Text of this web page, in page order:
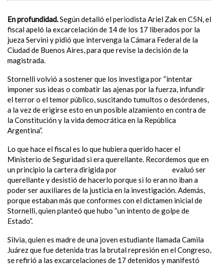
En profundidad.Según detalló el periodista Ariel Zak en C5N, el
fiscal apeló la excarcelación de 14 de los 17 liberados por la
jueza Servini y pidió que intervenga la Cámara Federal de la
Ciudad de Buenos Aires, para que revise la decisión de la
magistrada.
Stornelli volvió a sostener que los investiga por “intentar
imponer sus ideas o combatir las ajenas por la fuerza, infundir
el terror o el temor público, suscitando tumultos o desórdenes,
a la vez de erigirse esto en un posible alzamiento en contra de
la Constitución y la vida democrática en la República
Argentina”.
Lo que hace el fiscal es lo que hubiera querido hacer el
Ministerio de Seguridad si era querellante. Recordemos que en
un principio la cartera dirigida por
evaluó ser
querellante y desistió de hacerlo porque si lo eran no iban a
poder ser auxiliares de la justicia en la investigación. Además,
porque estaban más que conformes con el dictamen inicial de
Stornelli, quien planteó que hubo “un intento de golpe de
Estado”.
Silvia, quien es madre de una joven estudiante llamada Camila
Juárez que fue detenida tras la brutal represión en el Congreso,
se refirió a las excarcelaciones de 17 detenidos y manifestó